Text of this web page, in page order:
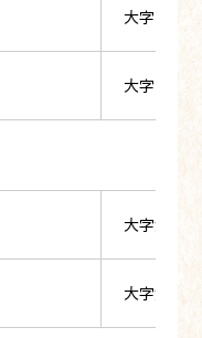
大字小野
大字小戸
大字湯沢
大字湯沢